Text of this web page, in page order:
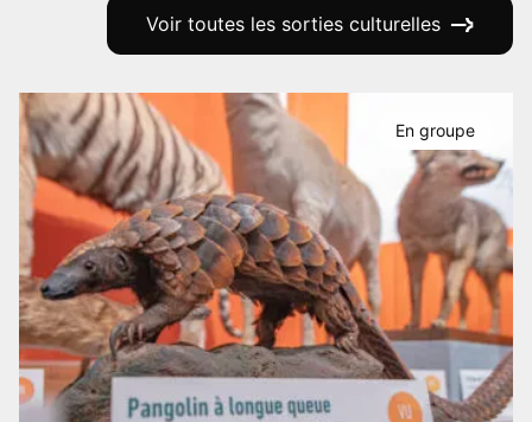
Voir toutes les sorties culturelles
En groupe